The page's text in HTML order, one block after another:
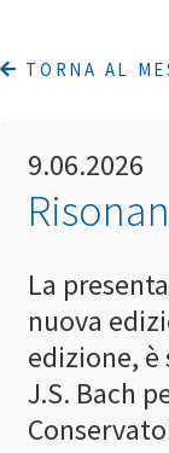
TORNA AL
9.06.2026
La
nuova
edizione,
J.S. Bach